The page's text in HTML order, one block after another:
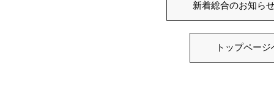
新着総合のお知ら
トップページ